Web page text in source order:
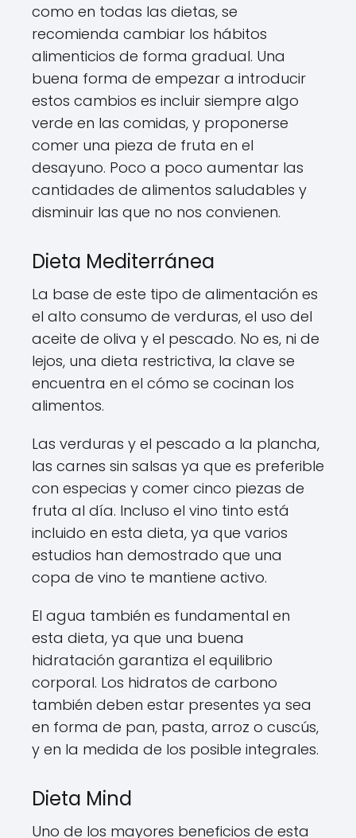
como en todas las dietas, se
recomienda cambiar los hábitos
alimenticios de forma gradual. Una
buena forma de empezar a introducir
estos cambios es incluir siempre algo
verde en las comidas, y proponerse
comer una pieza de fruta en el
desayuno. Poco a poco aumentar las
cantidades de alimentos saludables y
disminuir las que no nos convienen.
Dieta Mediterránea
La base de este tipo de alimentación es
el alto consumo de verduras, el uso del
aceite de oliva y el pescado. No es, ni de
lejos, una dieta restrictiva, la clave se
encuentra en el cómo se cocinan los
alimentos.
Las verduras y el pescado a la plancha,
las carnes sin salsas ya que es preferible
con especias y comer cinco piezas de
fruta al día. Incluso el vino tinto está
incluido en esta dieta, ya que varios
estudios han demostrado que una
copa de vino te mantiene activo.
El agua también es fundamental en
esta dieta, ya que una buena
hidratación garantiza el equilibrio
corporal. Los hidratos de carbono
también deben estar presentes ya sea
en forma de pan, pasta, arroz o cuscús,
y en la medida de los posible integrales.
Dieta Mind
Uno de los mayores beneficios de esta